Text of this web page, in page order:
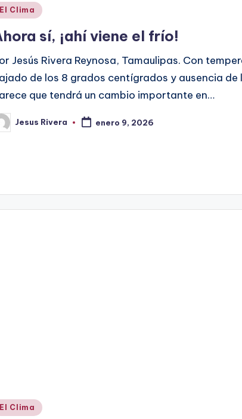
El Clima
sí, ¡ahí viene el frío!
Jesús Rivera Reynosa, Tamaulipas. Con
de los 8 grados centígrados y ausencia de
que tendrá un cambio importante en…
Jesus Rivera enero 9, 2026
El Clima